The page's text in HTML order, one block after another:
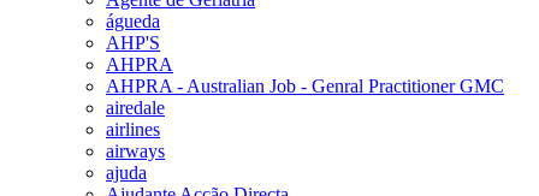
águeda
AHP'S
AHPRA
AHPRA - Australian Job - Genral Practitioner GMC
airedale
airlines
airways
ajuda